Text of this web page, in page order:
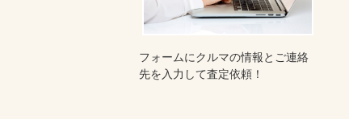
フォームにクルマの情報とご連絡
先を入力して査定依頼！